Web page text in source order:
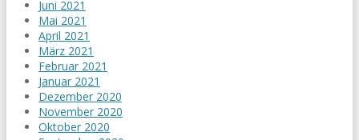
Juni 2021
Mai 2021
April 2021
März 2021
Februar 2021
Januar 2021
Dezember 2020
November 2020
Oktober 2020